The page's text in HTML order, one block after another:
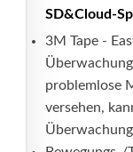
SD&Cloud-
3M Tape -
problemlose
versehen,